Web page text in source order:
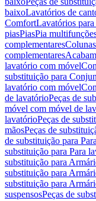
baixoLavatórios de
ComfortLavatórios para
piasPiasPia
complementaresColunas
complementares
lavatório com móvel
substituição para
lavatório com móvel
de lavatórioPeças de
móvel com móvel de
lavatórioPeças de
mãosPeças de
de substituição para
substituição para Para
substituição para
substituição para
substituição para
suspensosPeças de